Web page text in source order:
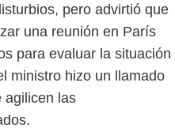
pero advirtió que
una reunión en París
para evaluar la situación
ministro hizo un llamado
agilicen las